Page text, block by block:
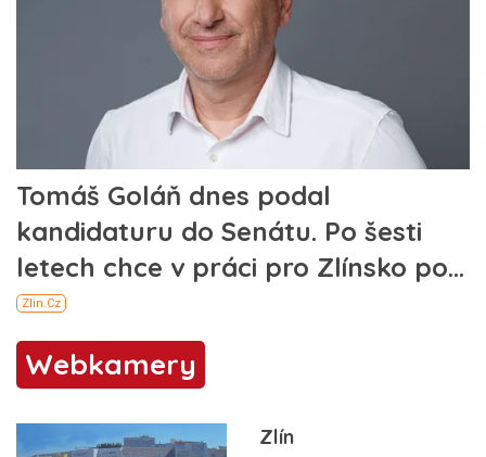
Webkamery
Zlín